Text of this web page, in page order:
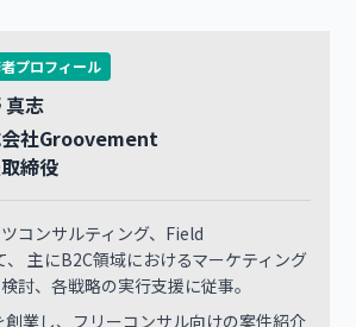
プロフィール
真志
社Groovement
締役
コンサルティング、Field
主にB2C領域におけるマーケティング
討、各戦略の実行支援に従事。
創業し、フリーコンサル向けの案件紹介